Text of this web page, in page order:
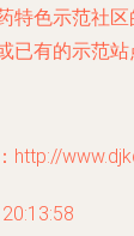
特色示范社
已有的示范
http://